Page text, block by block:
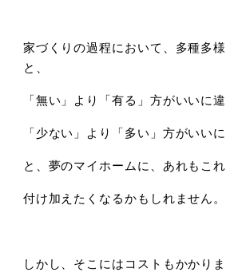
家づくりの過程において、多種多
と、
「無い」より「有る」方がいいに
「少ない」より「多い」方がいい
と、夢のマイホームに、あれもこれ
付け加えたくなるかもしれません。
しかし、そこにはコストもかかりま